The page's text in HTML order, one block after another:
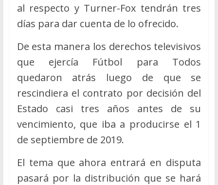
al respecto y Turner-Fox tendrán tres
días para dar cuenta de lo ofrecido.
De esta manera los derechos televisivos
que ejercía Fútbol para Todos
quedaron atrás luego de que se
rescindiera el contrato por decisión del
Estado casi tres años antes de su
vencimiento, que iba a producirse el 1
de septiembre de 2019.
El tema que ahora entrará en disputa
pasará por la distribución que se hará